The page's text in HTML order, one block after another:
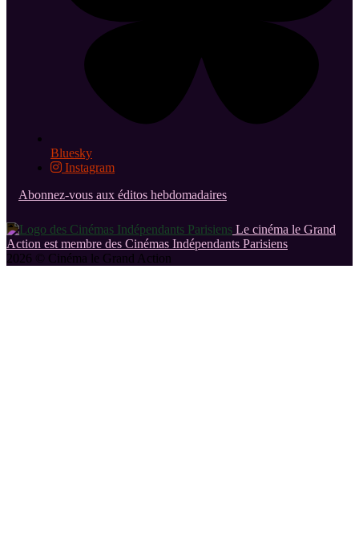
Bluesky
Instagram
Abonnez-vous aux éditos hebdomadaires
Le cinéma le Grand
Action est membre des Cinémas Indépendants Parisiens
2026 © Cinéma le Grand Action